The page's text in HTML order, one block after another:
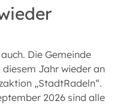
Die Gemeinde
Jahr wieder an
„StadtRadeln“.
2026 sind alle